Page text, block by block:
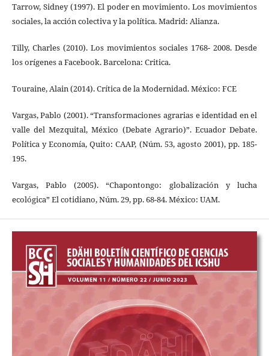
Tarrow, Sidney (1997). El poder en movimiento. Los movimientos
sociales, la acción colectiva y la política. Madrid: Alianza.
Tilly, Charles (2010). Los movimientos sociales 1768- 2008. Desde
los orígenes a Facebook. Barcelona: Critica.
Touraine, Alain (2014). Crítica de la Modernidad. México: FCE
Vargas, Pablo (2001). “Transformaciones agrarias e identidad en el
valle del Mezquital, México (Debate Agrario)”. Ecuador Debate.
Política y Economía, Quito: CAAP, (Núm. 53, agosto 2001), pp. 185-
195.
Vargas, Pablo (2005). “Chapontongo: globalización y lucha
ecológica” El cotidiano, Núm. 29, pp. 68-84. México: UAM.